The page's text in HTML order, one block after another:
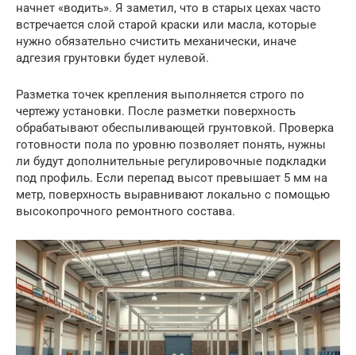
начнет «водить». Я заметил, что в старых цехах часто
встречается слой старой краски или масла, которые
нужно обязательно счистить механически, иначе
адгезия грунтовки будет нулевой.
Разметка точек крепления выполняется строго по
чертежу установки. После разметки поверхность
обрабатывают обеспыливающей грунтовкой. Проверка
готовности пола по уровню позволяет понять, нужны
ли будут дополнительные регулировочные подкладки
под профиль. Если перепад высот превышает 5 мм на
метр, поверхность выравнивают локально с помощью
высокопрочного ремонтного состава.